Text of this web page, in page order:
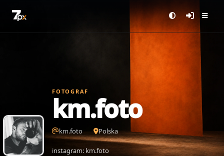
FOTOGRAF
km.foto
km.foto Polska
instagram: km.foto